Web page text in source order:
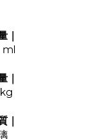
｜
ml
｜
｜